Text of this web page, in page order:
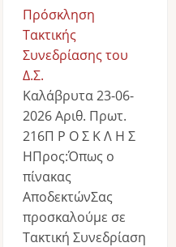
Πρόσκληση
Τακτικής
Συνεδρίασης του
Δ.Σ.
Καλάβρυτα 23-06-
2026 Αριθ. Πρωτ.
216Π Ρ Ο Σ Κ Λ Η Σ
ΗΠρος:Όπως ο
πίνακας
ΑποδεκτώνΣας
προσκαλούμε σε
Τακτική Συνεδρίαση